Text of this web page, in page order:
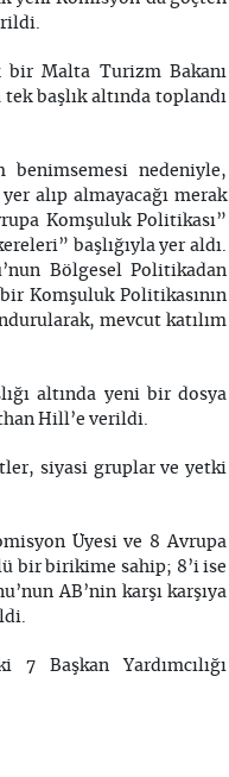
bir Malta Turizm Bakanı
başlık altında toplandı
benimsemesi nedeniyle,
alıp almayacağı merak
Komşuluk Politikası”
başlığıyla yer aldı.
Bölgesel Politikadan
Komşuluk Politikasının
mevcut katılım
altında yeni bir dosya
Hill’e verildi.
siyasi gruplar ve yetki
Üyesi ve 8 Avrupa
bir birikime sahip; 8’i ise
AB’nin karşı karşıya
Başkan Yardımcılığı